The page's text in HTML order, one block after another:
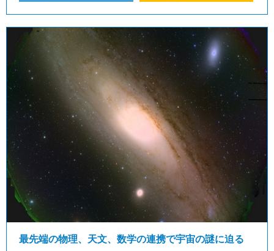
最先端の物理、天文、数学の連携で宇宙の謎に迫る